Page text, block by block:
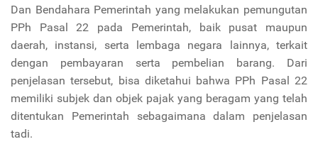
Dan Bendahara Pemerintah yang melakukan pemungutan
PPh Pasal 22 pada Pemerintah, baik pusat maupun
daerah, instansi, serta lembaga negara lainnya, terkait
dengan pembayaran serta pembelian barang. Dari
penjelasan tersebut, bisa diketahui bahwa PPh Pasal 22
memiliki subjek dan objek pajak yang beragam yang telah
ditentukan Pemerintah sebagaimana dalam penjelasan
tadi.